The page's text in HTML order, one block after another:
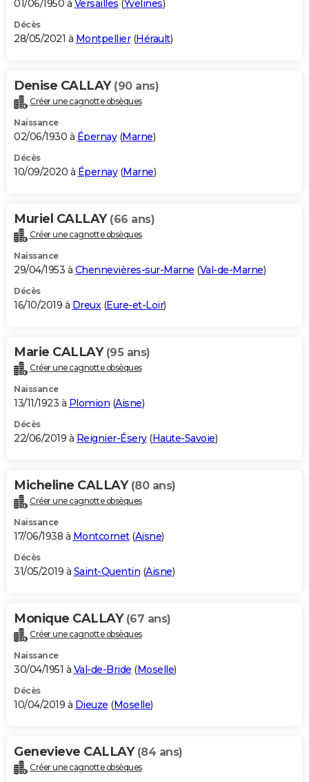
01/06/1950 à Versailles (Yvelines)
Décès
28/05/2021 à Montpellier(Hérault)
Denise CALLAY (90 ans)
Créer une cagnotte obsèques
Naissance
02/06/1930 à Épernay(Marne)
Décès
10/09/2020 à Épernay(Marne)
Muriel CALLAY (66 ans)
Créer une cagnotte obsèques
Naissance
29/04/1953 à Chennevières-sur-Marne (Val-de-Marne)
Décès
16/10/2019 à Dreux(Eure-et-Loir)
Marie CALLAY (95 ans)
Créer une cagnotte obsèques
Naissance
13/11/1923 à Plomion (Aisne)
Décès
22/06/2019 à Reignier-Ésery(Haute-Savoie)
Micheline CALLAY (80 ans)
Créer une cagnotte obsèques
Naissance
17/06/1938 à Montcornet(Aisne)
Décès
31/05/2019 à Saint-Quentin (Aisne)
Monique CALLAY (67 ans)
Créer une cagnotte obsèques
Naissance
30/04/1951 à Val-de-Bride (Moselle)
Décès
10/04/2019 à Dieuze (Moselle)
Genevieve CALLAY (84 ans)
Créer une cagnotte obsèques